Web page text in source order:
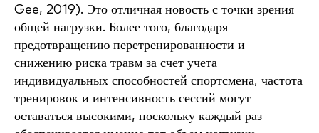
Gee, 2019). Это отличная новость с точки зрения
общей нагрузки. Более того, благодаря
предотвращению перетренированности и
снижению риска травм за счет учета
индивидуальных способностей спортсмена, частота
тренировок и интенсивность сессий могут
оставаться высокими, поскольку каждый раз